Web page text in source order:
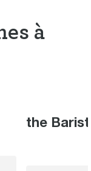
à
the